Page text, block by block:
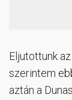
Eljutottunk
szerintem
aztán a